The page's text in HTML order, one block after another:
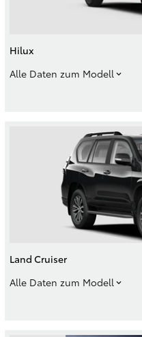
Hilux
Alle Daten zum Modell
Land Cruiser
Alle Daten zum Modell